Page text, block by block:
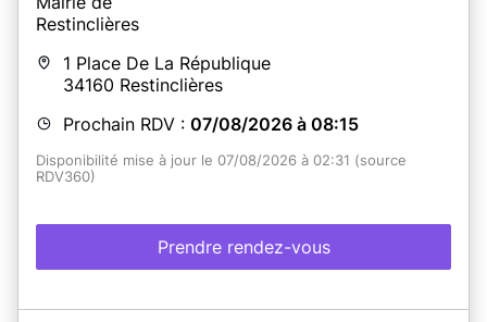
1 Place De La République
34160 Restinclières
Prochain RDV : 07/08/2026 à 08:15
Disponibilité mise à jour le 07/08/2026 à 02:31 (source
RDV360)
Prendre rendez-vous